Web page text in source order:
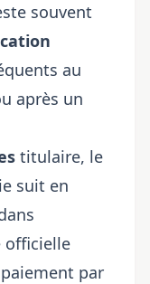
souvent
au
après un
titulaire, le
suit en
officielle
par